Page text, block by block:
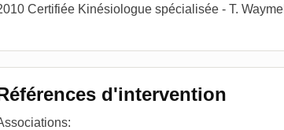
Certifiée Kinésiologue spécialisée - T. Waymel
d'intervention